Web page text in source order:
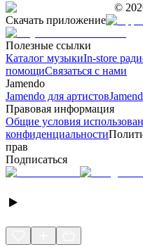
©
Скачать приложение
Полезные ссылки
Каталог музыкиIn-store
помощиСвязаться с нами
Jamendo
Jamendo для артистов
Правовая информация
Общие условия
конфиденциальности
прав
Подписаться